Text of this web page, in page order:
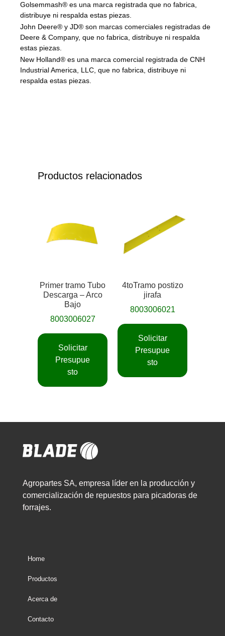
Golsemmash® es una marca registrada que no fabrica,
distribuye ni respalda estas piezas.
John Deere® y JD® son marcas comerciales registradas de
Deere & Company, que no fabrica, distribuye ni respalda
estas piezas.
New Holland® es una marca comercial registrada de CNH
Industrial America, LLC, que no fabrica, distribuye ni
respalda estas piezas.
Productos relacionados
Primer tramo Tubo
Descarga – Arco
Bajo
8003006027
Solicitar
Presupue
sto
4toTramo postizo
jirafa
8003006021
Solicitar
Presupue
sto
Agropartes SA, empresa líder en la producción y
comercialización de repuestos para picadoras de
forrajes.
Home
Productos
Acerca de
Contacto